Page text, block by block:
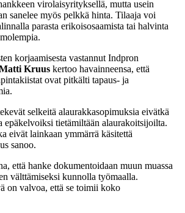
virolaisyrityksellä, mutta usein
sanelee myös pelkkä hinta. Tilaaja voi
parasta erikoisosaamista tai halvinta
korjaamisesta vastannut Indpron
Kruus kertoo havainneensa, että
ovat pitkälti tapaus- ja
selkeitä alaurakkasopimuksia eivätkä
epäkelvoiksi tietämiltään alaurakoitsijoilta.
eivät lainkaan ymmärrä käsitettä
sanoo.
että hanke dokumentoidaan muun muassa
välttämiseksi kunnolla työmaalla.
on valvoa, että se toimii koko